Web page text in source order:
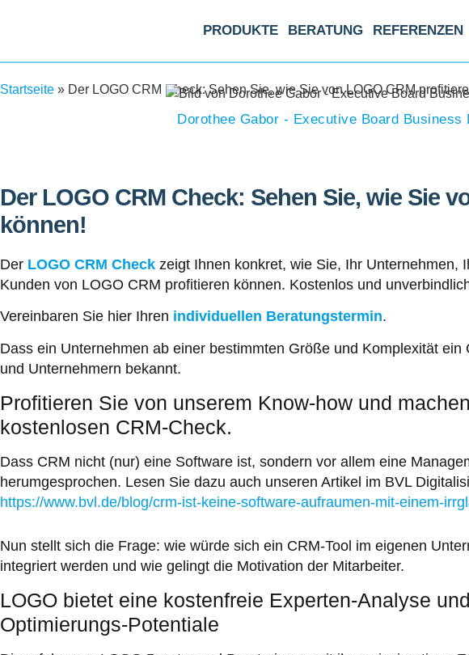
PRODUKTE BERATUNG REFERENZEN
Startseite » Der LOGO CRM Check: Sehen Sie, wie Sie von LOGO CRM
Dorothee Gabor - Executive Board Business
Der LOGO CRM Check: Sehen Sie, wie Sie
können!
Der LOGO CRM Check zeigt Ihnen konkret, wie Sie, Ihr Unternehmen,
Kunden von LOGO CRM profitieren können. Kostenlos und
Vereinbaren Sie hier Ihren individuellen Beratungstermin.
Dass ein Unternehmen ab einer bestimmten Größe und Komplexität
und Unternehmern bekannt.
Profitieren Sie von unserem Know-how und
kostenlosen CRM-Check.
Dass CRM nicht (nur) eine Software ist, sondern vor allem eine
herumgesprochen. Lesen Sie dazu auch unseren Artikel im BVL
https://www.bvl.de/blog/crm-ist-keine-software-aufraumen-mit-einem-
Nun stellt sich die Frage: wie würde sich ein CRM-Tool im eigenen
integriert werden und wie gelingt die Motivation der Mitarbeiter.
LOGO bietet eine kostenfreie Experten-Analyse
Optimierungs-Potentiale